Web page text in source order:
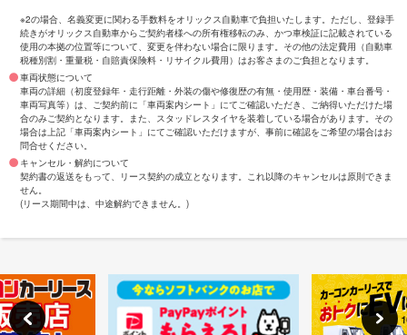
※2の場合、名義変更に関わる手数料をオリックス自動車で負担いたします。ただし、登録手
続きがオリックス自動車からご契約者様への所有権移転のみ、かつ車検証に記載されている
使用の本拠の位置等について、変更を伴わない場合に限ります。その他の法定費用（自動車
税種別割・重量税・自賠責保険料・リサイクル費用）はお客さまのご負担となります。
車両状態について
車両の詳細（初度登録年・走行距離・外装の傷や修復歴の有無・使用歴・装備・車台番号・
車両写真等）は、ご契約前に「車両案内シート」にてご確認いただき、ご納得いただけた場
合のみご契約となります。また、スタッドレスタイヤを装着している場合があります。その
場合は上記「車両案内シート」にてご確認いただけますが、事前に確認をご希望の場合はお
問合せください。
キャンセル・解約について
契約書の返送をもって、リース契約の成立となります。これ以降のキャンセルは原則できま
せん。
(リース期間中は、中途解約できません。)